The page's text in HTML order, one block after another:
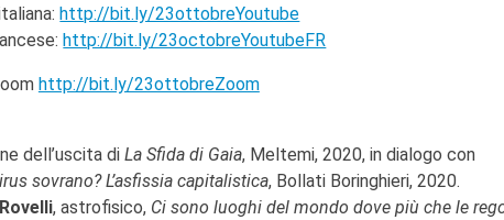
http://bit.ly/23ottobreYoutube
http://bit.ly/23octobreYoutubeFR
http://bit.ly/23ottobreZoom
dell’uscita diLa Sfida di Gaia, Meltemi, 2020, in dialogo con
sovrano? L’asfissia capitalistica, Bollati Boringhieri, 2020.
, astrofisico,Ci sono luoghi del mondo dove più che le